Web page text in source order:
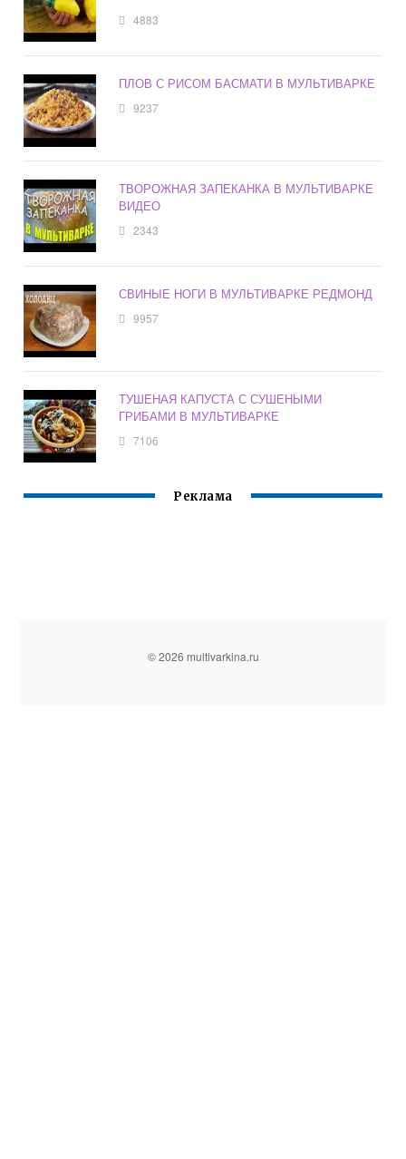
4883
ПЛОВ С РИСОМ БАСМАТИ В МУЛЬТИВАРКЕ
9237
ТВОРОЖНАЯ ЗАПЕКАНКА В МУЛЬТИВАРКЕ
ВИДЕО
2343
СВИНЫЕ НОГИ В МУЛЬТИВАРКЕ РЕДМОНД
9957
ТУШЕНАЯ КАПУСТА С СУШЕНЫМИ
ГРИБАМИ В МУЛЬТИВАРКЕ
7106
Реклама
© 2026 multivarkina.ru